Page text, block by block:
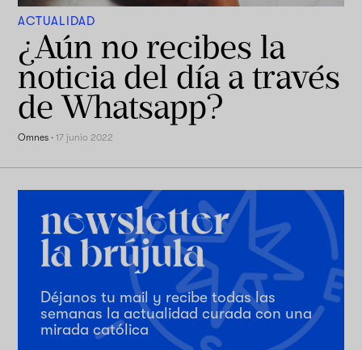
ACTUALIDAD
¿Aún no recibes la
noticia del día a través
de Whatsapp?
Omnes ·17 junio 2022
Déjanos tu mail y recibe todas las
semanas la actualidad curada con una
mirada católica